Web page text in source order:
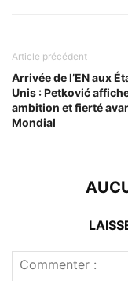
Article précédent
Arrivée de l’EN aux
Unis : Petković
ambition et fierté
Mondial